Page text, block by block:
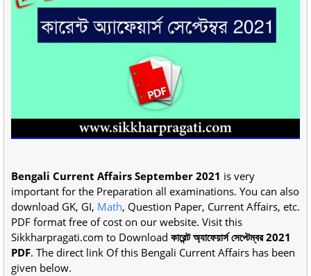
Bengali Current Affairs September 2021 is very
important for the Preparation all examinations. You can also
download GK, GI, Math, Question Paper, Current Affairs, etc.
PDF format free of cost on our website. Visit this
Sikkharpragati.com to Download কারেন্ট অ্যাফেয়ার্স সেপ্টেম্বর 2021
PDF. The direct link Of this Bengali Current Affairs has been
given below.